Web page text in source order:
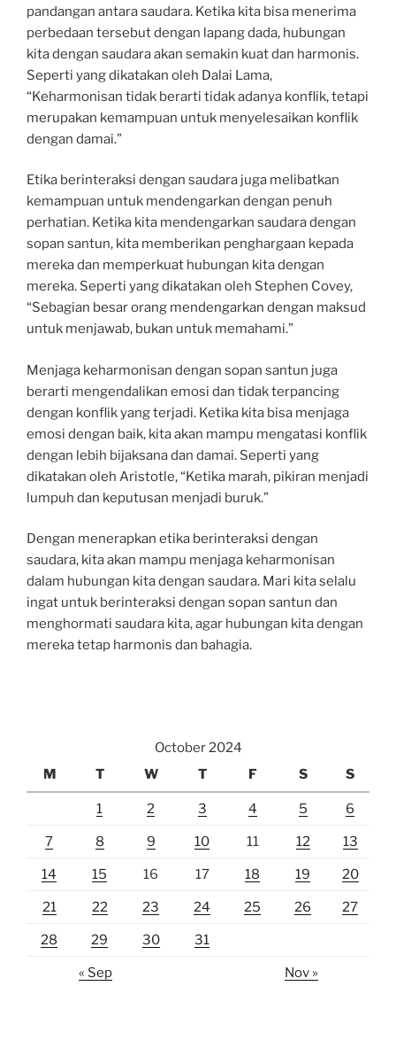
pandangan antara saudara. Ketika kita bisa menerima
perbedaan tersebut dengan lapang dada, hubungan
kita dengan saudara akan semakin kuat dan harmonis.
Seperti yang dikatakan oleh Dalai Lama,
“Keharmonisan tidak berarti tidak adanya konflik, tetapi
merupakan kemampuan untuk menyelesaikan konflik
dengan damai.”
Etika berinteraksi dengan saudara juga melibatkan
kemampuan untuk mendengarkan dengan penuh
perhatian. Ketika kita mendengarkan saudara dengan
sopan santun, kita memberikan penghargaan kepada
mereka dan memperkuat hubungan kita dengan
mereka. Seperti yang dikatakan oleh Stephen Covey,
“Sebagian besar orang mendengarkan dengan maksud
untuk menjawab, bukan untuk memahami.”
Menjaga keharmonisan dengan sopan santun juga
berarti mengendalikan emosi dan tidak terpancing
dengan konflik yang terjadi. Ketika kita bisa menjaga
emosi dengan baik, kita akan mampu mengatasi konflik
dengan lebih bijaksana dan damai. Seperti yang
dikatakan oleh Aristotle, “Ketika marah, pikiran menjadi
lumpuh dan keputusan menjadi buruk.”
Dengan menerapkan etika berinteraksi dengan
saudara, kita akan mampu menjaga keharmonisan
dalam hubungan kita dengan saudara. Mari kita selalu
ingat untuk berinteraksi dengan sopan santun dan
menghormati saudara kita, agar hubungan kita dengan
mereka tetap harmonis dan bahagia.
October 2024
M
T W T F S S
1 2 3 4 5 6
7 8 9 10 11 12 13
14 15 16 17 18 19 20
21 22 23 24 25 26 27
28 29 30 31
« Sep Nov »